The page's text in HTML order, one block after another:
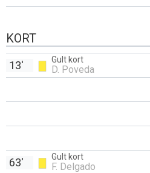
KORT
Gult kort
D. Poveda
13'
Gult kort
F. Delgado
63'